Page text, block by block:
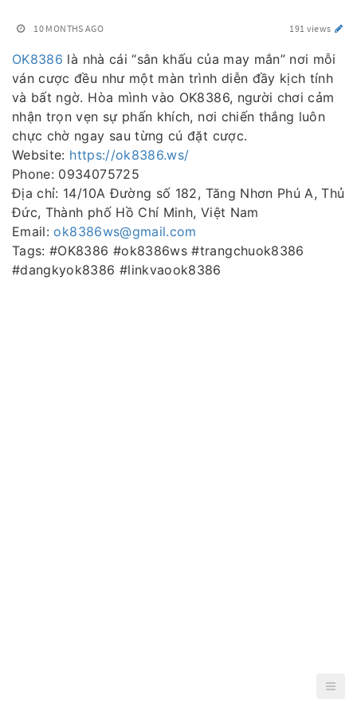
10 MONTHS AGO 191 views
OK8386 là nhà cái “sân khấu của may mắn” nơi mỗi
ván cược đều như một màn trình diễn đầy kịch tính
và bất ngờ. Hòa mình vào OK8386, người chơi cảm
nhận trọn vẹn sự phấn khích, nơi chiến thắng luôn
chực chờ ngay sau từng cú đặt cược.
Website: https://ok8386.ws/
Phone: 0934075725
Địa chỉ: 14/10A Đường số 182, Tăng Nhơn Phú A, Thủ
Đức, Thành phố Hồ Chí Minh, Việt Nam
Email:ok8386ws@gmail.com
Tags: #OK8386 #ok8386ws #trangchuok8386
#dangkyok8386 #linkvaook8386